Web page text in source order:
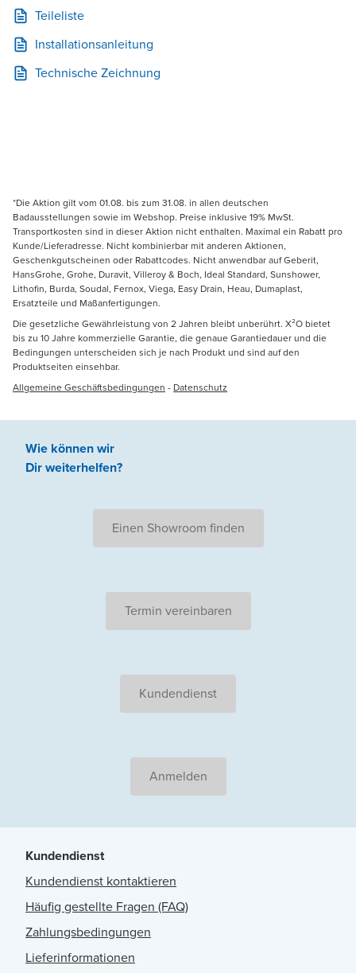
Teileliste
Installationsanleitung
Technische Zeichnung
*Die Aktion gilt vom 01.08. bis zum 31.08. in allen deutschen
Badausstellungen sowie im Webshop. Preise inklusive 19% MwSt.
Transportkosten sind in dieser Aktion nicht enthalten. Maximal ein Rabatt pro
Kunde/Lieferadresse. Nicht kombinierbar mit anderen Aktionen,
Geschenkgutscheinen oder Rabattcodes. Nicht anwendbar auf Geberit,
HansGrohe, Grohe, Duravit, Villeroy & Boch, Ideal Standard, Sunshower,
Lithofin, Burda, Soudal, Fernox, Viega, Easy Drain, Heau, Dumaplast,
Ersatzteile und Maßanfertigungen.
Die gesetzliche Gewährleistung von 2 Jahren bleibt unberührt. X²O bietet
bis zu 10 Jahre kommerzielle Garantie, die genaue Garantiedauer und die
Bedingungen unterscheiden sich je nach Produkt und sind auf den
Produktseiten einsehbar.
Allgemeine Geschäftsbedingungen - Datenschutz
Wie können wir
Dir weiterhelfen?
Einen Showroom finden
Termin vereinbaren
Kundendienst
Anmelden
Kundendienst
Kundendienst kontaktieren
Häufig gestellte Fragen (FAQ)
Zahlungsbedingungen
Lieferinformationen